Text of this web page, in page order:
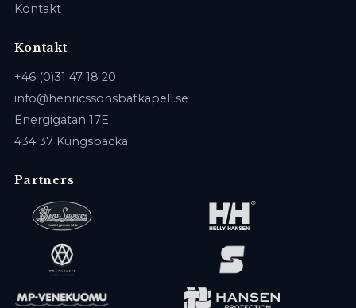
Kontakt
Kontakt
+46 (0)31 47 18 20
info@henricssonsbatkapell.se
Energigatan 17E
434 37 Kungsbacka
Partners